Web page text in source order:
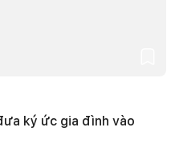
ký ức gia đình vào